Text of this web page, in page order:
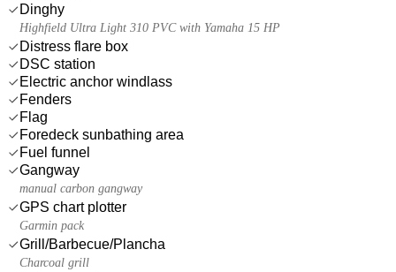
Dinghy
Highfield Ultra Light 310 PVC with Yamaha 15 HP
Distress flare box
DSC station
Electric anchor windlass
Fenders
Flag
Foredeck sunbathing area
Fuel funnel
Gangway
manual carbon gangway
GPS chart plotter
Garmin pack
Grill/Barbecue/Plancha
Charcoal grill